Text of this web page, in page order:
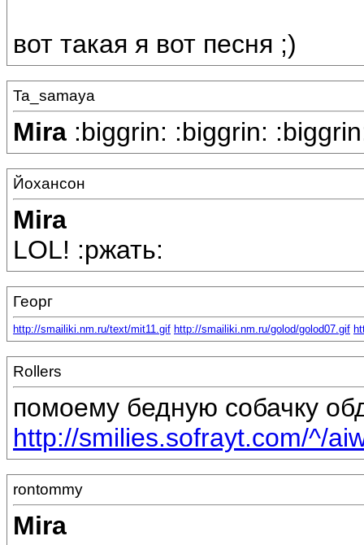
вот такая я вот песня ;)
Ta_samaya
Mira :biggrin: :biggrin:
Йохансон
Mira
LOL! :ржать:
Георг
http://smailiki.nm.ru/text/mit11.gif http://smailiki.nm.ru/golod/golod07.gif
Rollers
помоему бедную собачку
http://smilies.sofrayt.com/^/
rontommy
Mira